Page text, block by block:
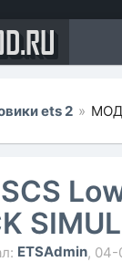
ets 2 » МОД
ETSAdmin, 04-